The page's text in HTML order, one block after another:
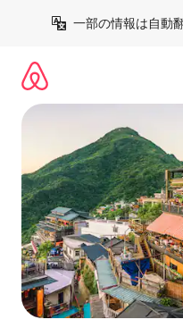
一部の情報は自動